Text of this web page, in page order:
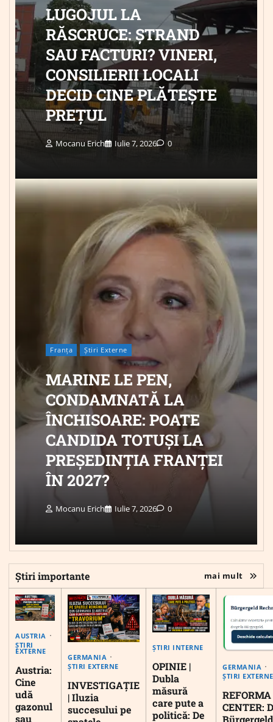
LUGOJUL LA
RĂSCRUCE: ȘTRAND
SAU FACTURI? VINERI,
CONSILIERII LOCALI
DECID CINE PLĂTEȘTE
PREȚUL
Mocanu Erich Iulie 7, 2026 0
Franța Știri Externe
MARINE LE PEN,
CONDAMNATĂ LA
ÎNCHISOARE: POATE
CANDIDA TOTUȘI LA
PREȘEDINȚIA FRANȚEI
ÎN 2027?
Mocanu Erich Iulie 7, 2026 0
Știri importante mai mult
AUSTRIA
ȘTIRI
EXTERNE
Austria:
Cine
udă
gazonul
sau
GERMANIA
ȘTIRI EXTERNE
INVESTIGAȚIE
| Iluzia
succesului pe
ȘTIRI INTERNE
OPINIE |
Dubla
măsură
care pute a
politică: De
GERMANIA
ȘTIRI EXTERNE
CENTER: